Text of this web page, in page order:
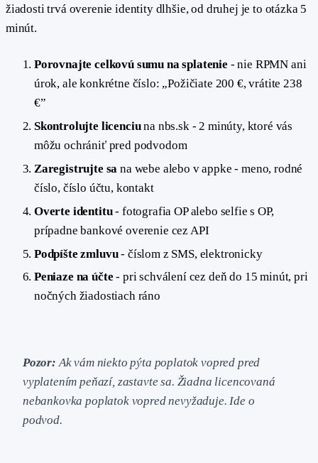
žiadosti trvá overenie identity dlhšie, od druhej je to otázka 5
minút.
Porovnajte celkovú sumu na splatenie - nie RPMN ani
úrok, ale konkrétne číslo: „Požičiate 200 €, vrátite 238
€”
Skontrolujte licenciuna nbs.sk - 2 minúty, ktoré vás
môžu ochrániť pred podvodom
Zaregistrujte sa na webe alebo v appke - meno, rodné
číslo, číslo účtu, kontakt
Overte identitu- fotografia OP alebo selfie s OP,
prípadne bankové overenie cez API
Podpíšte zmluvu- číslom z SMS, elektronicky
Peniaze na účte - pri schválení cez deň do 15 minút, pri
nočných žiadostiach ráno
Pozor: Ak vám niekto pýta poplatok vopred pred
vyplatením peňazí, zastavte sa. Žiadna licencovaná
nebankovka poplatok vopred nevyžaduje. Ide o
podvod.